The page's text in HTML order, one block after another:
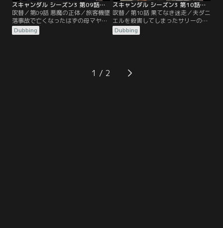
スキャンダル シーズン3 第09話／吹替
吹替／第09話 悪魔の正体／旅客機墜
落事故で亡くなったはずの母マヤが
突然目の前に現れ、動揺を隠せない
オリヴィアは母と共にハックの隠れ
ついて語り始める。そして、今日ま
で夫ローワンに囚われ、牢獄に監禁
Dubbing
スキャンダル シーズン3 第10話／吹替
吹替／第10話 果てなき迷走／夫ダニ
エルを殺害してしまったサリーのも
とへ駆けつけたサイラスは、死因を
心臓発作にすると決め、殺害現場の
ニエルを死に追いやった罪悪感に苛
まれていた彼はメリーにすべてを告
Dubbing
1